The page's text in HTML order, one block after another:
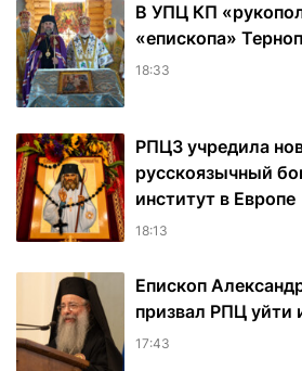
В УПЦ КП
«епископа»
18:33
РПЦЗ учредила
русскоязычный
институт в Европе
18:13
Епископ
призвал РПЦ уйти
17:43